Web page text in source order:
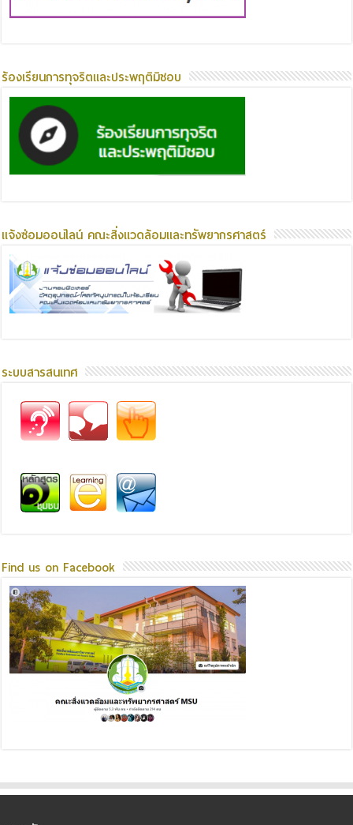
ร้องเรียนการทุจริตและประพฤติมิชอบ
แจ้งซ่อมออนไลน์ คณะสิ่งแวดล้อมและทรัพยากรศาสตร์
ระบบสารสนเทศ
Find us on Facebook